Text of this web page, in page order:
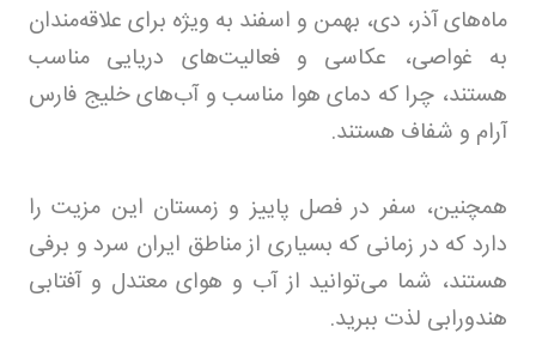
ماه‌های آذر، دی، بهمن و اسفند به ویژه برای علاقه‌مندان
به غواصی، عکاسی و فعالیت‌های دریایی مناسب
هستند، چرا که دمای هوا مناسب و آب‌های خلیج فارس
آرام و شفاف هستند.
همچنین، سفر در فصل پاییز و زمستان این مزیت را
دارد که در زمانی که بسیاری از مناطق ایران سرد و برفی
هستند، شما می‌توانید از آب و هوای معتدل و آفتابی
هندورابی لذت ببرید.